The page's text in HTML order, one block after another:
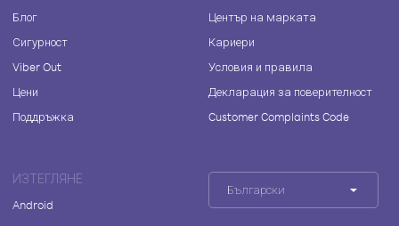
Блог
Сигурност
Viber Out
Цени
Поддръжка
Център на марката
Кариери
Условия и правила
Декларация за поверителност
Customer Complaints Code
ИЗТЕГЛЯНЕ
Android
Български